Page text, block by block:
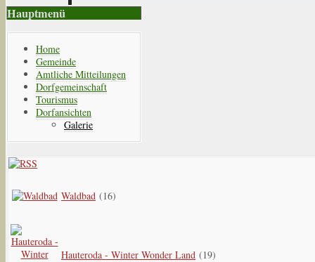
Hauptmenü
Home
Gemeinde
Amtliche Mitteilungen
Dorfgemeinschaft
Tourismus
Dorfansichten
Galerie
Waldbad (16)
Hauteroda - Winter Wonder Land (19)